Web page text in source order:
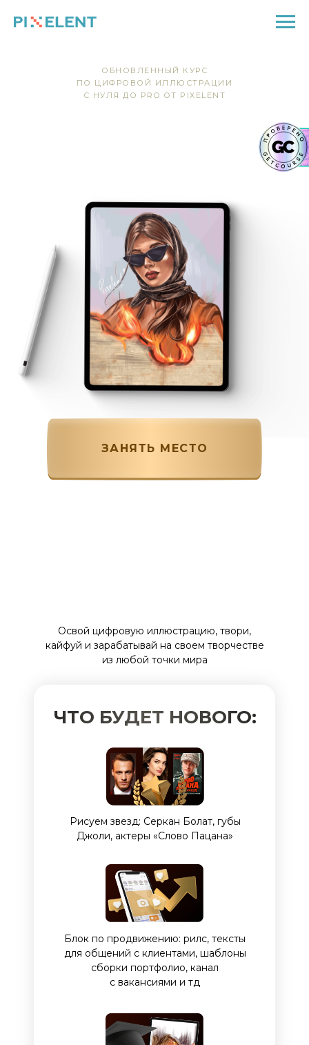
ОБНОВЛЕННЫЙ КУРС
ПО ЦИФРОВОЙ ИЛЛЮСТРАЦИИ
С НУЛЯ ДО PRO ОТ PIXELENT
ЗАНЯТЬ МЕСТО
Освой цифровую иллюстрацию, твори,
кайфуй и зарабатывай на своем творчестве
из любой точки мира
ЧТО БУДЕТ НОВОГО:
Рисуем звезд: Серкан Болат, губы
Джоли, актеры «Слово Пацана»
Блок по продвижению: рилс, тексты
для общений с клиентами, шаблоны
сборки портфолио, канал
с вакансиями и тд